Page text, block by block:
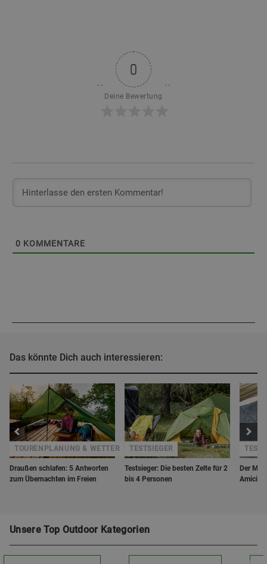
0
Deine Bewertung
0 KOMMENTARE
Das könnte Dich auch interessieren:
Draußen schlafen: 5 Antworten
zum Übernachten im Freien
TOURENPLANUNG & WETTER
Testsieger: Die besten Zelte für 2
bis 4 Personen
TESTSIEGER
Der
Unsere Top Outdoor Kategorien